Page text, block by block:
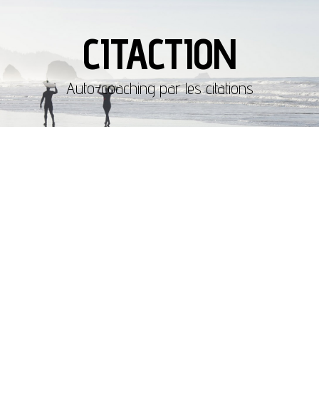
CITACTION
Auto-coaching par les citations